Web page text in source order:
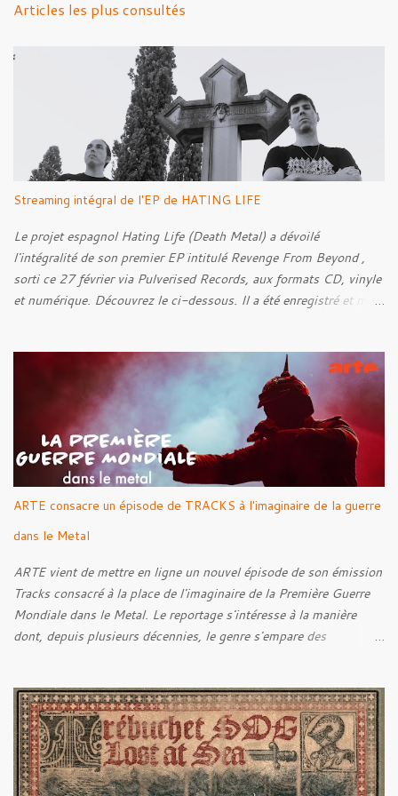
Articles les plus consultés
Streaming intégral de l'EP de HATING LIFE
Le projet espagnol Hating Life (Death Metal) a dévoilé
l'intégralité de son premier EP intitulé Revenge From Beyond ,
sorti ce 27 février via Pulverised Records, aux formats CD, vinyle
et numérique. Découvrez le ci-dessous. Il a été enregistré et mixé
Rebellion Against The Vile 05. Revenge From Beyond 06. The
Sense Of Fear
ARTE consacre un épisode de TRACKS à l'imaginaire de la guerre
dans le Metal
ARTE vient de mettre en ligne un nouvel épisode de son émission
Tracks consacré à la place de l'imaginaire de la Première Guerre
Mondiale dans le Metal. Le reportage s'intéresse à la manière
dont, depuis plusieurs décennies, le genre s'empare des
cette réflexion, Tracks est allé à la rencontre de Noise (
Kanonenfieber ) et de Dmytro Kumar ( 1914 ), qui reviennent sur
leur intérêt pour la Première Guerre mondiale. Le documentaire
donne également la parole au producteur Kristian "Kohle"
Kohlmannslehner, collaborateur de 1914 , ainsi qu'à l'historien